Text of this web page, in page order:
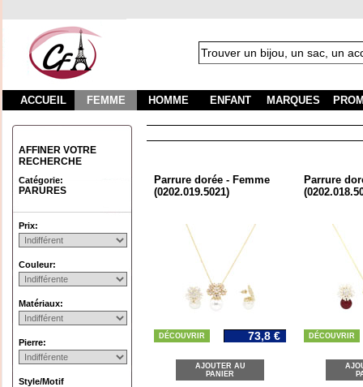
ACCUEIL FEMME HOMME ENFANT MARQUES
AFFINER VOTRE
RECHERCHE
Catégorie:
PARURES
Prix:
Couleur:
Matériaux:
Pierre:
Style/Motif
Parrure dorée - Femme
(0202.019.5021)
DÉCOUVRIR 73,8 €
AJOUTER AU
PANIER
Parrure
DÉCOUVRIR